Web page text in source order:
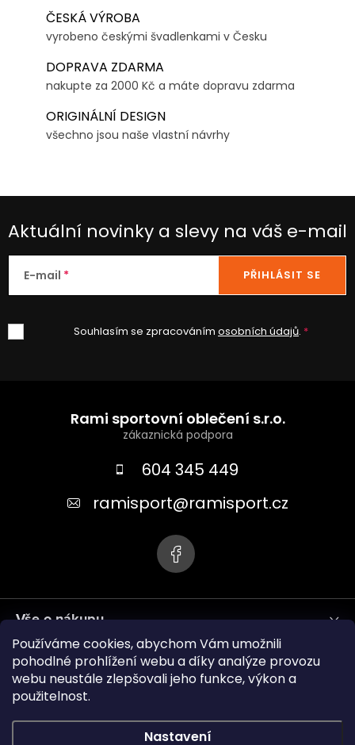
Používáme cookies, abychom Vám umožnili
pohodlné prohlížení webu a díky analýze provozu
webu neustále zlepšovali jeho funkce, výkon a
použitelnost.
Nastavení
ČESKÁ VÝROBA
vyrobeno českými švadlenkami v Česku
DOPRAVA ZDARMA
nakupte za 2000 Kč a máte dopravu zdarma
ORIGINÁLNÍ DESIGN
všechno jsou naše vlastní návrhy
Aktuální novinky a slevy na váš e-mail
E-mail
Souhlasím se zpracováním osobních údajů.
PŘIHLÁSIT SE
Rami sportovní oblečení s.r.o.
604 345 449
ramisport@ramisport.cz
Vše o nákupu
Informace pro vás